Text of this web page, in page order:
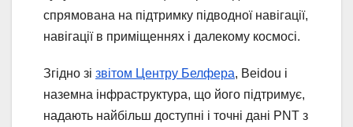
спрямована на підтримку підводної навігації,
навігації в приміщеннях і далекому космосі.
Згідно зі звітом Центру Белфера, Beidou і
наземна інфраструктура, що його підтримує,
надають найбільш доступні і точні дані PNT з